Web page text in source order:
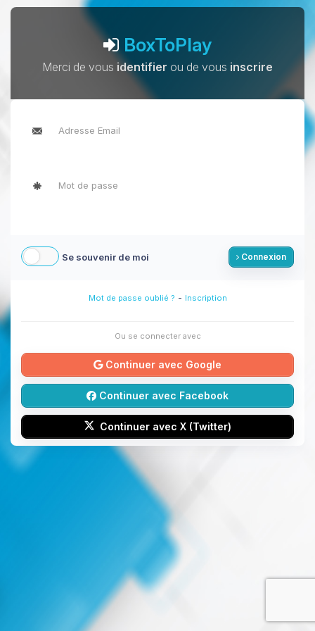
BoxToPlay
Merci de vous identifier ou de vous inscrire
Se souvenir de moi Connexion
Mot de passe oublié ? - Inscription
Ou se connecter avec
Continuer avec Google
Continuer avec Facebook
Continuer avec X (Twitter)